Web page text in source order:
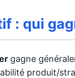
: qui
gagne
produit/